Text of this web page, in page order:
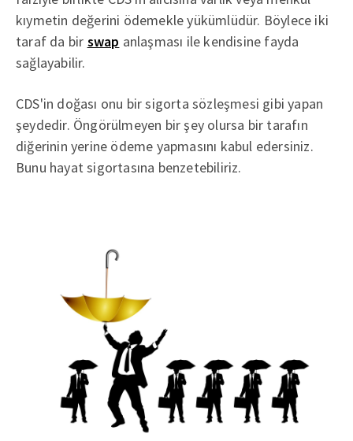
kıymetin değerini ödemekle yükümlüdür. Böylece iki
taraf da bir swap anlaşması ile kendisine fayda
sağlayabilir.
CDS'in doğası onu bir sigorta sözleşmesi gibi yapan
şeydedir. Öngörülmeyen bir şey olursa bir tarafın
diğerinin yerine ödeme yapmasını kabul edersiniz.
Bunu hayat sigortasına benzetebiliriz.